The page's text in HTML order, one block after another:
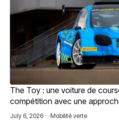
The Toy : une voiture de
compétition avec une
July 6, 2026 Mobilité verte